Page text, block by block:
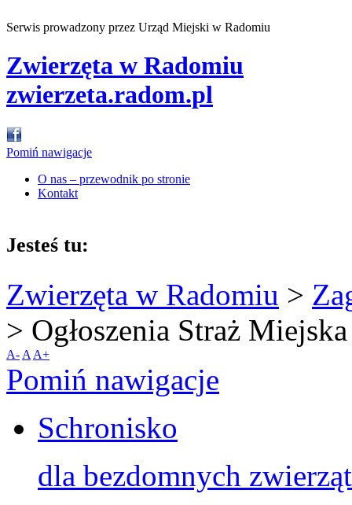
Serwis prowadzony przez Urząd Miejski w Radomiu
Zwierzęta w Radomiu
zwierzeta.radom.pl
Pomiń nawigacje
O nas – przewodnik po stronie
Kontakt
Jesteś tu:
Zwierzęta w Radomiu >
> Ogłoszenia Straż Miejska
A- A A+
Pomiń nawigacje
Schronisko
dla bezdomnych zwierząt